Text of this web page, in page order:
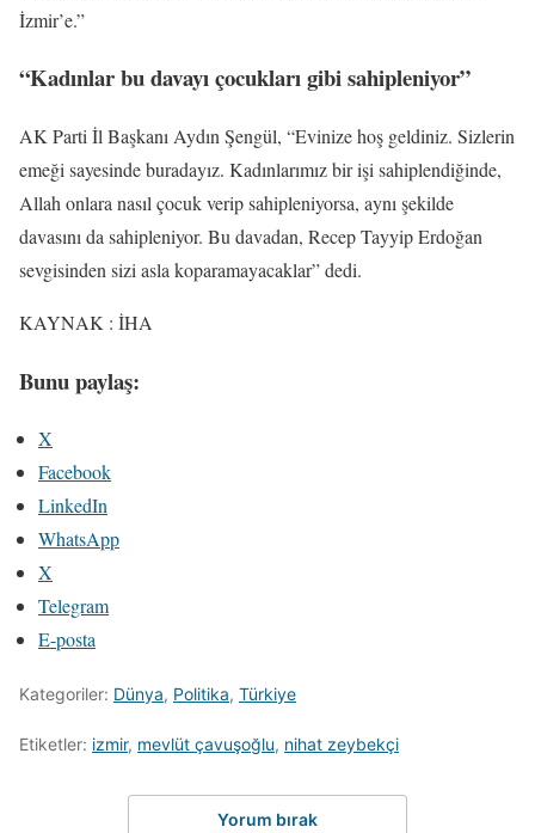
İzmir’e.”
“Kadınlar bu davayı çocukları gibi sahipleniyor”
AK Parti İl Başkanı Aydın Şengül, “Evinize hoş geldiniz. Sizlerin
emeği sayesinde buradayız. Kadınlarımız bir işi sahiplendiğinde,
Allah onlara nasıl çocuk verip sahipleniyorsa, aynı şekilde
davasını da sahipleniyor. Bu davadan, Recep Tayyip Erdoğan
sevgisinden sizi asla koparamayacaklar” dedi.
KAYNAK : İHA
Bunu paylaş:
X
Facebook
LinkedIn
WhatsApp
X
Telegram
E-posta
Kategoriler: Dünya, Politika, Türkiye
Etiketler: izmir, mevlüt çavuşoğlu, nihat zeybekçi
Yorum bırak